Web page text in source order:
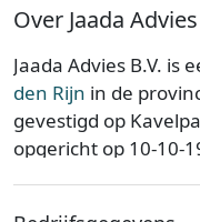
Over Jaada Advies
Jaada Advies B.V. is
den Rijn in de
gevestigd op
opgericht op 10-10-